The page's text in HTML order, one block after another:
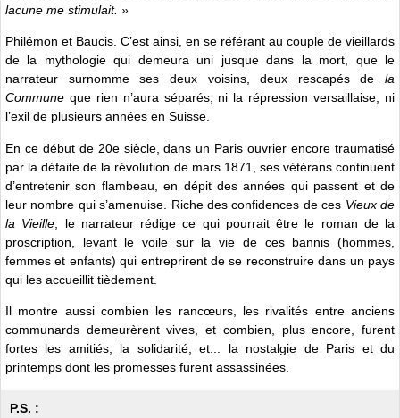
lacune me stimulait. »
Philémon et Baucis. C’est ainsi, en se référant au couple de vieillards
de la mythologie qui demeura uni jusque dans la mort, que le
narrateur surnomme ses deux voisins, deux rescapés de la
Commune que rien n’aura séparés, ni la répression versaillaise, ni
l’exil de plusieurs années en Suisse.
En ce début de 20e siècle, dans un Paris ouvrier encore traumatisé
par la défaite de la révolution de mars 1871, ses vétérans continuent
d’entretenir son flambeau, en dépit des années qui passent et de
leur nombre qui s’amenuise. Riche des confidences de ces Vieux de
la Vieille , le narrateur rédige ce qui pourrait être le roman de la
proscription, levant le voile sur la vie de ces bannis (hommes,
femmes et enfants) qui entreprirent de se reconstruire dans un pays
qui les accueillit tièdement.
Il montre aussi combien les rancœurs, les rivalités entre anciens
communards demeurèrent vives, et combien, plus encore, furent
fortes les amitiés, la solidarité, et... la nostalgie de Paris et du
printemps dont les promesses furent assassinées.
P.S. :